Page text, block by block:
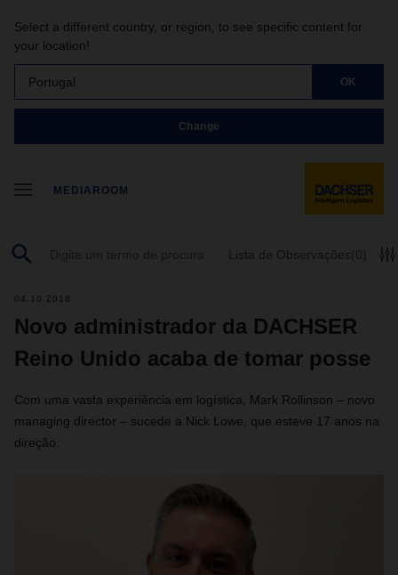
Select a different country, or region, to see specific content for
your location!
Portugal OK
Change
MEDIAROOM
Lista de Observações (0)
04.10.2018
Novo administrador da DACHSER
Reino Unido acaba de tomar posse
Com uma vasta experiência em logística, Mark Rollinson – novo
managing director – sucede a Nick Lowe, que esteve 17 anos na
direção.